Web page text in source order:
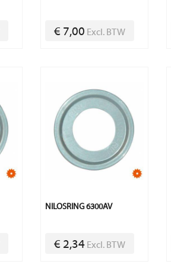
€ 7,00 Excl. BTW
NILOSRING 6300AV
€ 2,34 Excl. BTW